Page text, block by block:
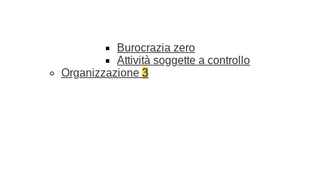
Burocrazia zero
Attività soggette a controllo
Organizzazione 3